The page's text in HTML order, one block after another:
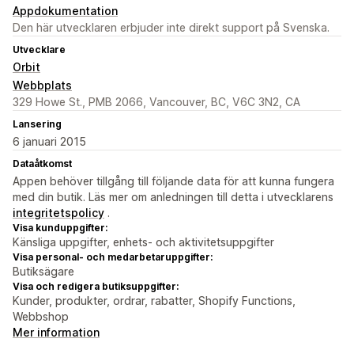
Appdokumentation
Den här utvecklaren erbjuder inte direkt support på Svenska.
Utvecklare
Orbit
Webbplats
329 Howe St., PMB 2066, Vancouver, BC, V6C 3N2, CA
Lansering
6 januari 2015
Dataåtkomst
Appen behöver tillgång till följande data för att kunna fungera
med din butik. Läs mer om anledningen till detta i utvecklarens
integritetspolicy .
Visa kunduppgifter:
Känsliga uppgifter, enhets- och aktivitetsuppgifter
Visa personal- och medarbetaruppgifter:
Butiksägare
Visa och redigera butiksuppgifter:
Kunder, produkter, ordrar, rabatter, Shopify Functions,
Webbshop
Mer information